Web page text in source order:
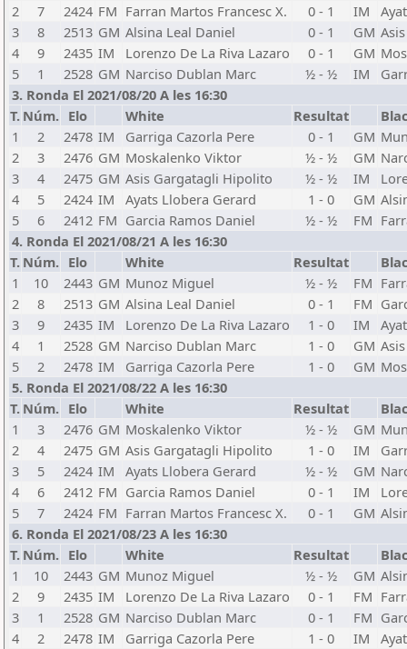
2
7 2424 FM Farran Martos Francesc X. 0 - 1 IM
3
8 2513 GM Alsina Leal Daniel 0 - 1 GM
4
9 2435 IM Lorenzo De La Riva Lazaro 0 - 1 GM
5
1 2528 GM Narciso Dublan Marc ½ - ½ IM
3. Ronda El 2021/08/20 A les 16:30
T. Núm. Elo White Resultat
1
2 2478 IM Garriga Cazorla Pere 0 - 1 GM
2
3 2476 GM Moskalenko Viktor ½ - ½ GM
3
4 2475 GM Asis Gargatagli Hipolito ½ - ½ IM
4
5 2424 IM Ayats Llobera Gerard 1 - 0 GM
5
6 2412 FM Garcia Ramos Daniel ½ - ½ FM
4. Ronda El 2021/08/21 A les 16:30
T. Núm. Elo White Resultat
1
10 2443 GM Munoz Miguel ½ - ½ FM
2
8 2513 GM Alsina Leal Daniel 0 - 1 FM
3
9 2435 IM Lorenzo De La Riva Lazaro 1 - 0 IM
4
1 2528 GM Narciso Dublan Marc 1 - 0 GM
5
2 2478 IM Garriga Cazorla Pere 1 - 0 GM
5. Ronda El 2021/08/22 A les 16:30
T. Núm. Elo White Resultat
1
3 2476 GM Moskalenko Viktor ½ - ½ GM
2
4 2475 GM Asis Gargatagli Hipolito 1 - 0 IM
3
5 2424 IM Ayats Llobera Gerard ½ - ½ GM
4
6 2412 FM Garcia Ramos Daniel 0 - 1 IM
5
7 2424 FM Farran Martos Francesc X. 0 - 1 GM
6. Ronda El 2021/08/23 A les 16:30
T. Núm. Elo White Resultat
1
10 2443 GM Munoz Miguel ½ - ½ GM
2
9 2435 IM Lorenzo De La Riva Lazaro 0 - 1 FM
3
1 2528 GM Narciso Dublan Marc 0 - 1 FM
4
2 2478 IM Garriga Cazorla Pere 1 - 0 IM